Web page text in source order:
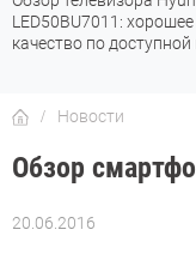
пылесоса TROUVER
убирается так, как
Новости
Обзор
20.06.2016
Автор: